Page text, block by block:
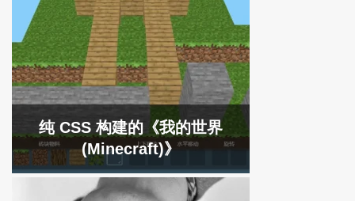
纯 CSS 构建的《我的世界
(Minecraft)》